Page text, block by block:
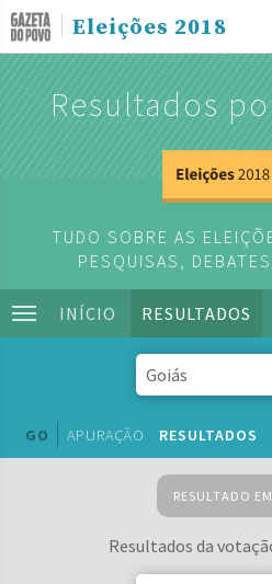
Eleições 2018
Resultados
TUDO SOBRE AS
PESQUISAS,
INÍCIO RESULTADOS
GO APURAÇÃO RESULTADOS
RESULTADO
Resultados da